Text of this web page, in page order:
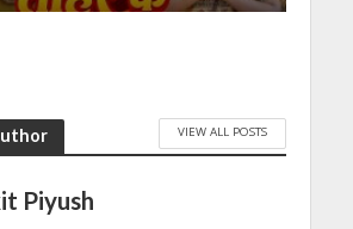
VIEW ALL POSTS
Piyush